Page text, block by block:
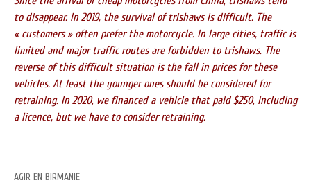
to disappear. In 2019, the survival of trishaws is difficult. The
« customers » often prefer the motorcycle. In large cities, traffic is
limited and major traffic routes are forbidden to trishaws. The
reverse of this difficult situation is the fall in prices for these
vehicles. At least the younger ones should be considered for
retraining. In 2020, we financed a vehicle that paid $250, including
a licence, but we have to consider retraining.
AGIR EN BIRMANIE